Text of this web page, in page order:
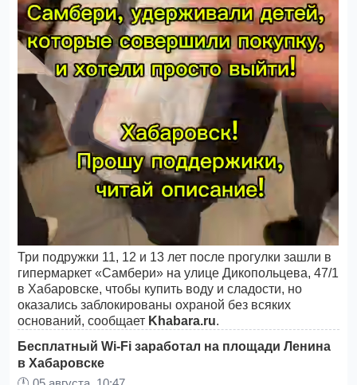
Три подружки 11, 12 и 13 лет после прогулки зашли в
гипермаркет «Самбери» на улице Дикопольцева, 47/1
в Хабаровске, чтобы купить воду и сладости, но
оказались заблокированы охраной без всяких
оснований, сообщает Khabara.ru.
Бесплатный Wi-Fi заработал на площади Ленина
в Хабаровске